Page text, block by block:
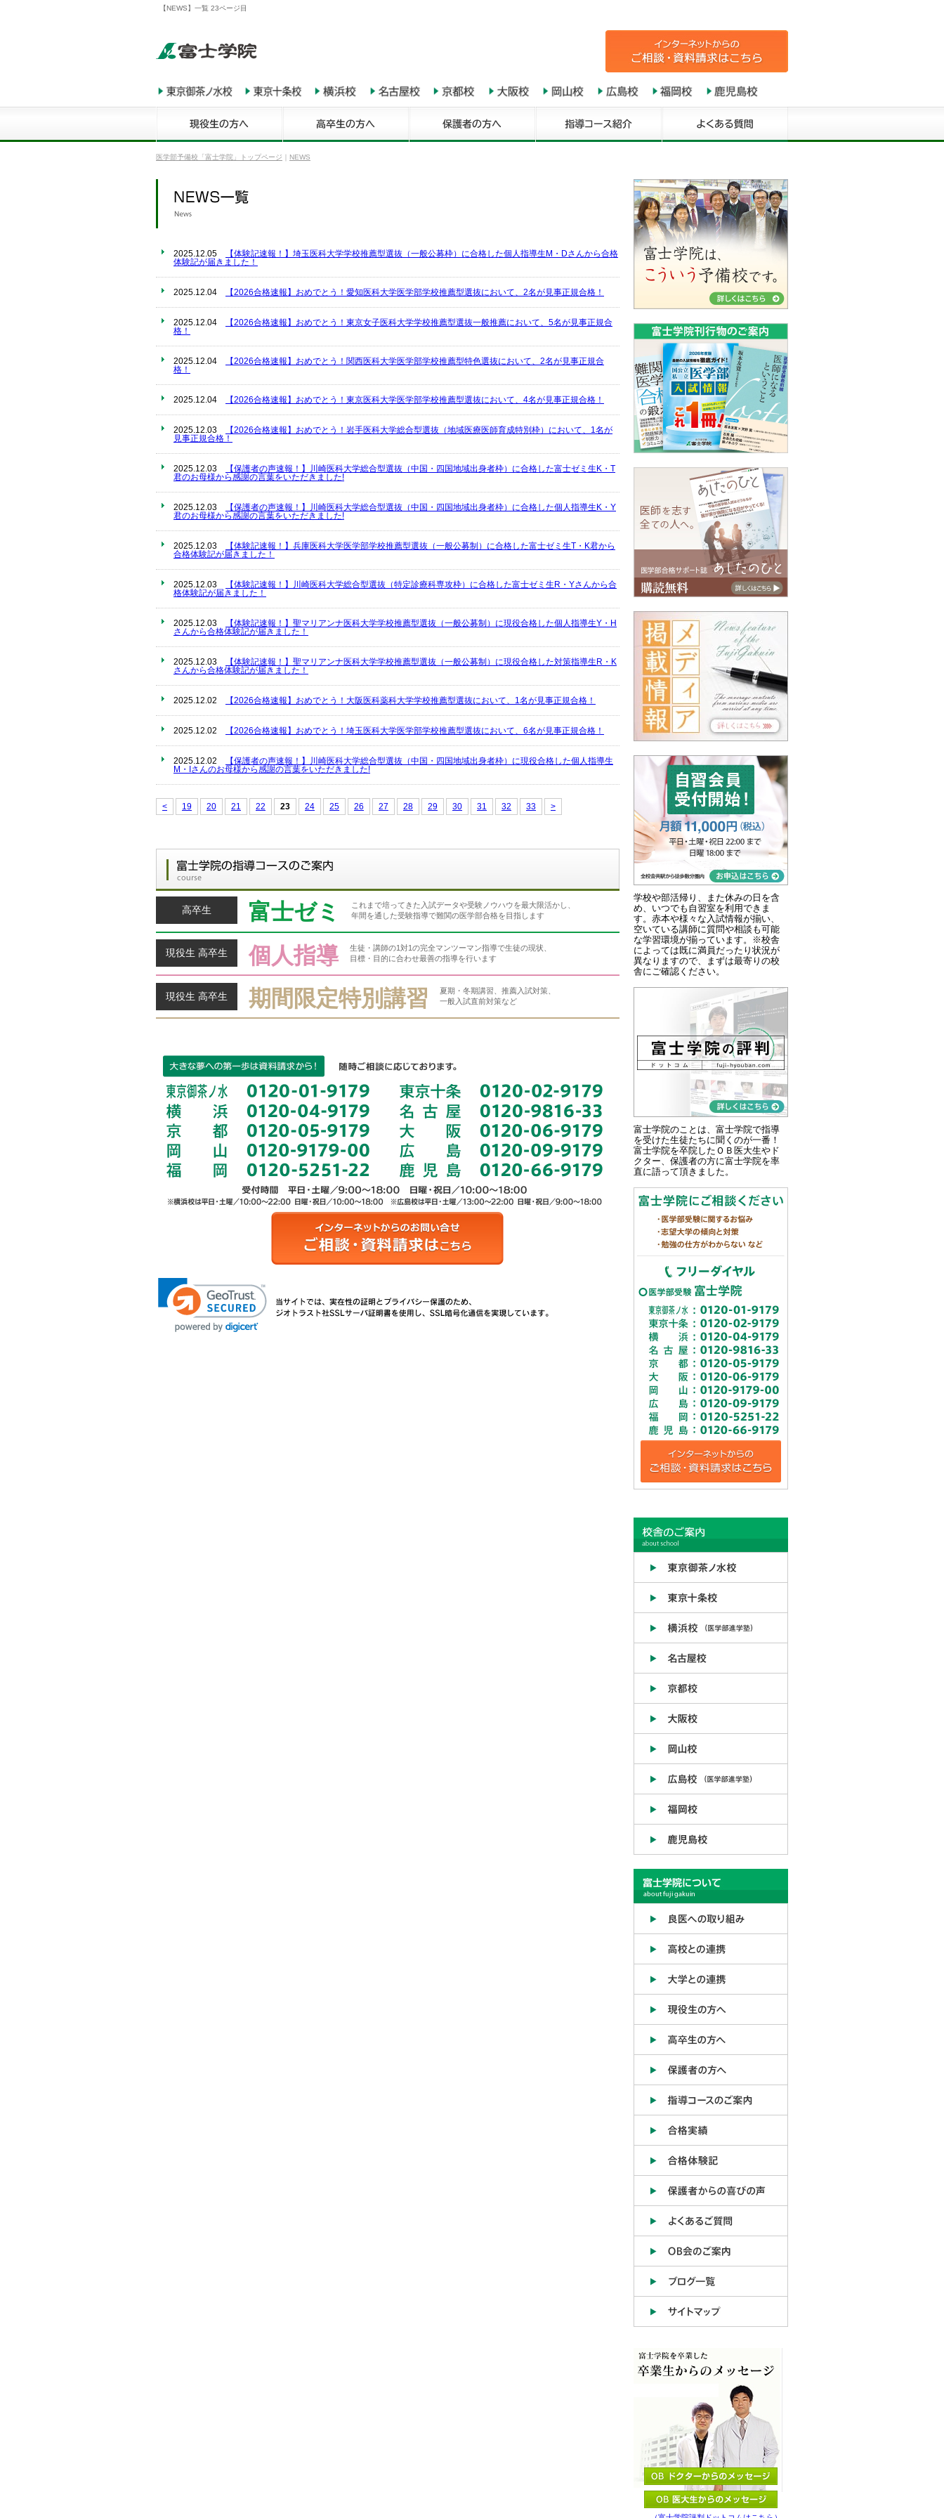
【NEWS】一覧 23ページ目
医学部予備校「富士学院」トップページ NEWS
2025.12.05
【体験記速報！】埼玉医科大学学校推薦型選抜（一般公募枠）に合格した個人指導生M・Dさんから合格
体験記が届きました！
2025.12.04 【2026合格速報】おめでとう！愛知医科大学医学部学校推薦型選抜において、2名が見事正規合格！
2025.12.04
【2026合格速報】おめでとう！東京女子医科大学学校推薦型選抜一般推薦において、5名が見事正規合
格！
2025.12.04
【2026合格速報】おめでとう！関西医科大学医学部学校推薦型特色選抜において、2名が見事正規合
格！
2025.12.04 【2026合格速報】おめでとう！東京医科大学医学部学校推薦型選抜において、4名が見事正規合格！
2025.12.03
【2026合格速報】おめでとう！岩手医科大学総合型選抜（地域医療医師育成特別枠）において、1名が
見事正規合格！
2025.12.03
【保護者の声速報！】川崎医科大学総合型選抜（中国・四国地域出身者枠）に合格した富士ゼミ生K・T
君のお母様から感謝の言葉をいただきました!
2025.12.03
【保護者の声速報！】川崎医科大学総合型選抜（中国・四国地域出身者枠）に合格した個人指導生K・Y
君のお母様から感謝の言葉をいただきました!
2025.12.03
【体験記速報！】兵庫医科大学医学部学校推薦型選抜（一般公募制）に合格した富士ゼミ生T・K君から
合格体験記が届きました！
2025.12.03
【体験記速報！】川崎医科大学総合型選抜（特定診療科専攻枠）に合格した富士ゼミ生R・Yさんから合
格体験記が届きました！
2025.12.03
【体験記速報！】聖マリアンナ医科大学学校推薦型選抜（一般公募制）に現役合格した個人指導生Y・H
さんから合格体験記が届きました！
2025.12.03
【体験記速報！】聖マリアンナ医科大学学校推薦型選抜（一般公募制）に現役合格した対策指導生R・K
さんから合格体験記が届きました！
2025.12.02 【2026合格速報】おめでとう！大阪医科薬科大学学校推薦型選抜において、1名が見事正規合格！
2025.12.02 【2026合格速報】おめでとう！埼玉医科大学医学部学校推薦型選抜において、6名が見事正規合格！
2025.12.02
【保護者の声速報！】川崎医科大学総合型選抜（中国・四国地域出身者枠）に現役合格した個人指導生
M・Iさんのお母様から感謝の言葉をいただきました!
< 19 20 21 22 23 24 25 26 27 28 29 30 31 32 33 >
高卒生 富士ゼミ
これまで培ってきた入試データや受験ノウハウを最大限活かし、
年間を通した受験指導で難関の医学部合格を目指します
現役生 高卒生 個人指導
生徒・講師の1対1の完全マンツーマン指導で生徒の現状、
目標・目的に合わせ最善の指導を行います
現役生 高卒生 期間限定特別講習
夏期・冬期講習、推薦入試対策、
一般入試直前対策など
学校や部活帰り、また休みの日を含
め、いつでも自習室を利用できま
す。赤本や様々な入試情報が揃い、
空いている講師に質問や相談も可能
な学習環境が揃っています。※校舎
によっては既に満員だったり状況が
異なりますので、まずは最寄りの校
舎にご確認ください。
富士学院のことは、富士学院で指導
を受けた生徒たちに聞くのが一番！
富士学院を卒院したＯＢ医大生やド
クター、保護者の方に富士学院を率
直に語って頂きました。